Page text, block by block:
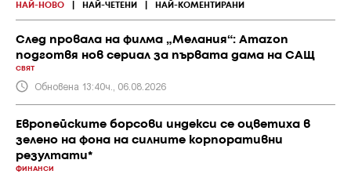
НАЙ-НОВО НАЙ-ЧЕТЕНИ НАЙ-КОМЕНТИРАНИ
След провала на филма „Мелания“: Amazon
подготвя нов сериал за първата дама на САЩ
СВЯТ
Обновена 13:40ч., 06.08.2026
Европейските борсови индекси се оцветиха в
зелено на фона на силните корпоративни
резултати*
ФИНАНСИ